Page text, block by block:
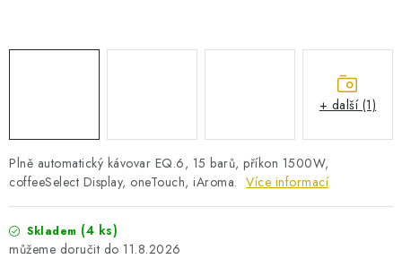
Plně automatický kávovar EQ.6, 15 barů, příkon 1500W,
coffeeSelect Display, oneTouch, iAroma. Více informací
Skladem (4 ks)
11.8.2026
+ další (1)